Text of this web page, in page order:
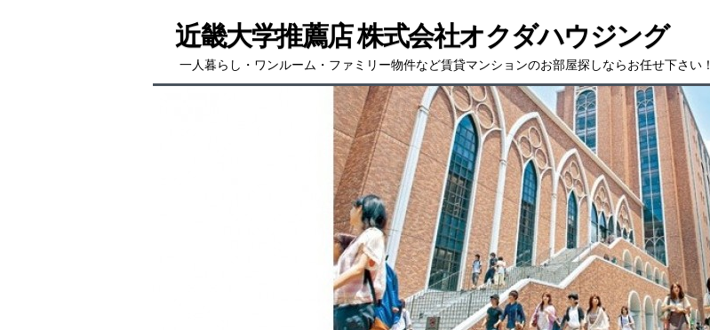
近畿大学推薦店 株式会社オクダハウジング
一人暮らし・ワンルーム・ファミリー物件など賃貸マンションのお部屋探しならお任せ下さい！